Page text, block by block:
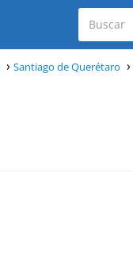
Santiago de Querétaro